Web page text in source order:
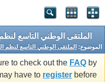
الموضوع: الملتقى الوطني التاسع لنظم
to check out the FAQ by
have to register before